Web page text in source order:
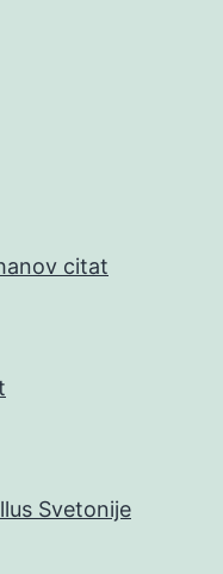
citat
Svetonije